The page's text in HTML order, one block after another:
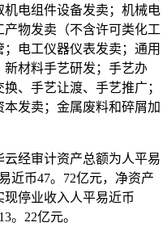
电组件设备发卖；机械电
物发卖（不含许可类化工
电工仪器仪表发卖；通用
材料手艺研发；手艺办
、手艺让渡、手艺推广；
发卖；金属废料和碎屑加
经审计资产总额为人平易
近币47。72亿元，净资产
现停业收入人平易近币
。22亿元。